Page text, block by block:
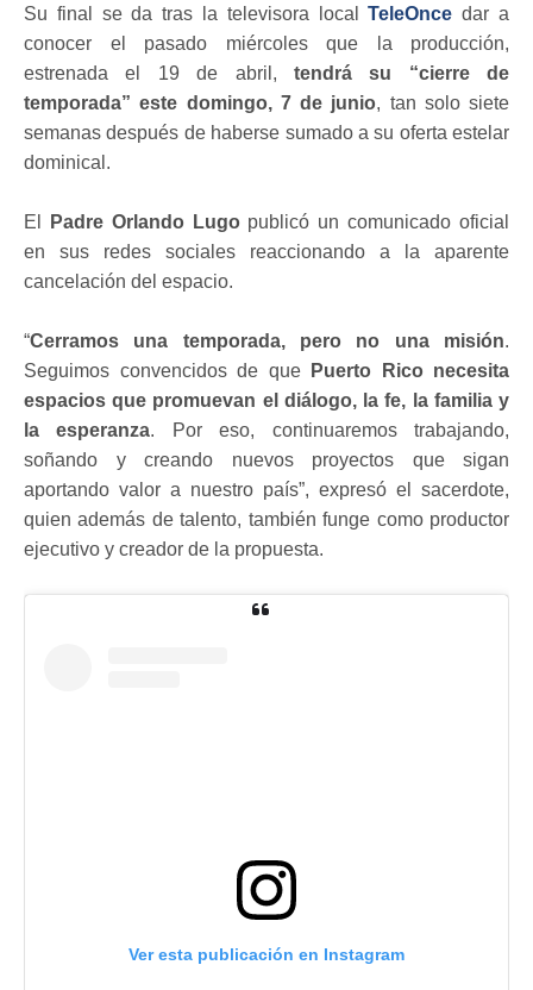
Su final se da tras la televisora local TeleOnce dar a
conocer el pasado miércoles que la producción,
estrenada el 19 de abril, tendrá su “cierre de
temporada” este domingo, 7 de junio, tan solo siete
semanas después de haberse sumado a su oferta estelar
dominical.
El Padre Orlando Lugopublicó un comunicado oficial
en sus redes sociales reaccionando a la aparente
cancelación del espacio.
“Cerramos una temporada, pero no una misión.
Seguimos convencidos de que
Puerto Rico necesita
espacios que promuevan el diálogo, la fe, la familia y
la esperanza. Por eso, continuaremos trabajando,
soñando y creando nuevos proyectos que sigan
aportando valor a nuestro país”, expresó el sacerdote,
quien además de talento, también funge como productor
ejecutivo y creador de la propuesta.
Ver esta publicación en Instagram